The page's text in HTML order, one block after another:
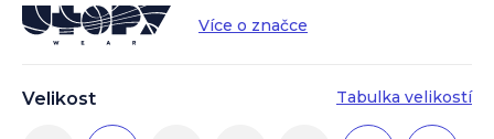
Velikost Tabulka velikostí
Více o značce